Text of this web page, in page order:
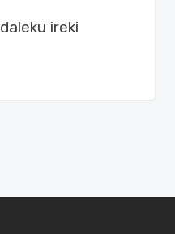
ireki